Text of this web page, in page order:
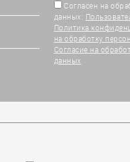
Согласен на
данных:
Политика
на обработку
Согласие на
данных